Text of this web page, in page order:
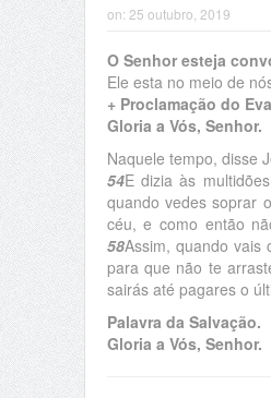
on: 25 outubro, 2019
O Senhor esteja
Ele esta no meio de
+ Proclamação do
Gloria a Vós, Senhor.
Naquele tempo, disse
54E dizia às
quando vedes soprar
céu, e como então
58Assim, quando vais
para que não te
sairás até pagares o
Palavra da Salvação.
Gloria a Vós, Senhor.